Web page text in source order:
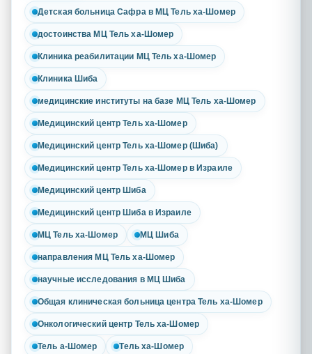
Детская больница Сафра в МЦ Тель ха-Шомер
достоинства МЦ Тель ха-Шомер
Клиника реабилитации МЦ Тель ха-Шомер
Клиника Шиба
медицинские институты на базе МЦ Тель ха-Шомер
Медицинский центр Тель ха-Шомер
Медицинский центр Тель ха-Шомер (Шиба)
Медицинский центр Тель ха-Шомер в Израиле
Медицинский центр Шиба
Медицинский центр Шиба в Израиле
МЦ Тель ха-Шомер МЦ Шиба
направления МЦ Тель ха-Шомер
научные исследования в МЦ Шиба
Общая клиническая больница центра Тель ха-Шомер
Онкологический центр Тель ха-Шомер
Тель а-Шомер Тель ха-Шомер